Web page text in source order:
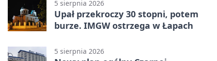
5 sierpnia 2026
Upał przekroczy 30 stopni, potem
burze. IMGW ostrzega w Łapach
5 sierpnia 2026